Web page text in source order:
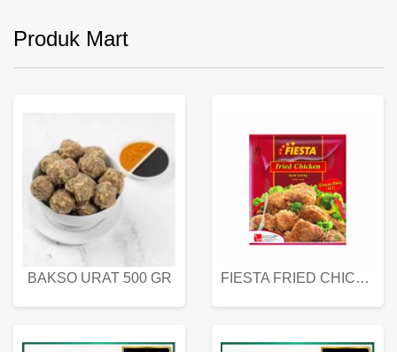
Produk Mart
BAKSO URAT 500 GR FIESTA FRIED CHICKEN 500 GR